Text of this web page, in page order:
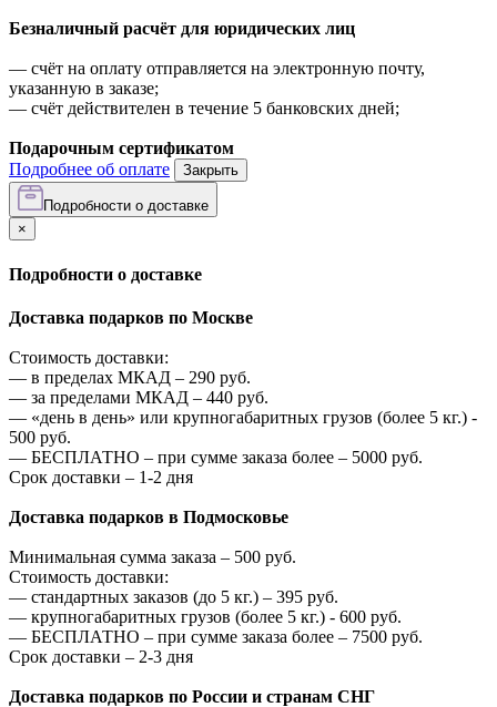
Безналичный расчёт для юридических лиц
— счёт на оплату отправляется на электронную почту,
указанную в заказе;
— счёт действителен в течение 5 банковских дней;
Подарочным сертификатом
Подробнее об оплате
Закрыть
Подробности о доставке
×
Подробности о доставке
Доставка подарков по Москве
Стоимость доставки:
— в пределах МКАД – 290 руб.
— за пределами МКАД – 440 руб.
— «день в день» или крупногабаритных грузов (более 5 кг.) -
500 руб.
— БЕСПЛАТНО – при сумме заказа более – 5000 руб.
Срок доставки – 1-2 дня
Доставка подарков в Подмосковье
Минимальная сумма заказа – 500 руб.
Стоимость доставки:
— стандартных заказов (до 5 кг.) – 395 руб.
— крупногабаритных грузов (более 5 кг.) - 600 руб.
— БЕСПЛАТНО – при сумме заказа более – 7500 руб.
Срок доставки – 2-3 дня
Доставка подарков по России и странам СНГ